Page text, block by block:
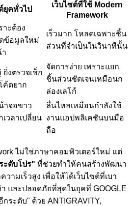
ยุคทั่วไป
เว็บไซต์ที่ใช้ Modern
Framework
าะต้อง
ข้อมูลใหม่
เร็วมาก โหลดเฉพาะชิ้น
ส่วนที่จำเป็นในวินาทีนั้น
ยิ่งตรวจเช็ก
ค้ดยาก
จัดการง่าย เพราะแยก
ชิ้นส่วนชัดเจนเหมือนก
ล่องเลโก้
าจอขาว
วลาเปลี่ยน
ลื่นไหลเหมือนกำลังใช้
งานแอปพลิเคชันบนมือ
ถือ
ไม่ใช่ภาษาคอมพิวเตอร์ใหม่ แต่
ะดับโปร" ที่ช่วยทำให้คนสร้างพัฒนา
ามเร็วสูง เพื่อให้ได้เว็บไซต์ที่เบา
และปลอดภัยที่สุดในยุคที่ GOOGLE
ระดับ" ด้วย ANTIGRAVITY,